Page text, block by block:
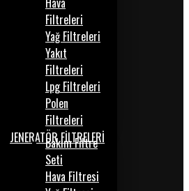
Filtreleri
Yağ Filtreleri
Yakıt
Filtreleri
Lpg Filtreleri
Polen
Filtreleri
JENERATÖR FİLTRELERİ
Bakım Filtre
Seti
Hava Filtresi